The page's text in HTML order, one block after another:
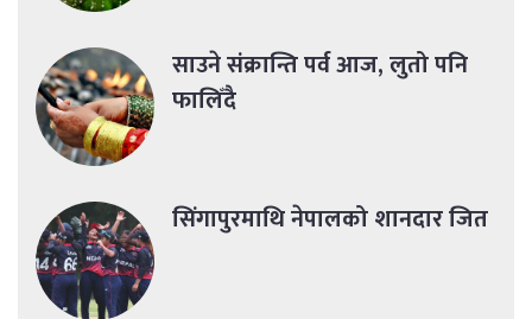
साउने संक्रान्ति पर्व आज, लुतो पनि
फालिँदै
सिंगापुरमाथि नेपालको शानदार जित